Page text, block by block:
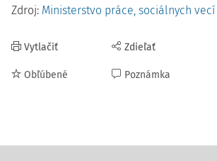
Zdroj: Ministerstvo práce, sociálnych vecí
Vytlačiť
Obľúbené
Zdieľať
Poznámka